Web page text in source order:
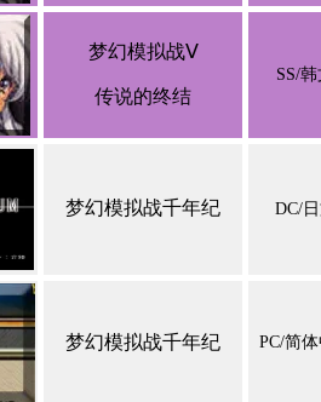
梦幻模拟战Ⅴ
传说的终结
SS/
梦幻模拟战千年纪 DC/
梦幻模拟战千年纪 PC/简